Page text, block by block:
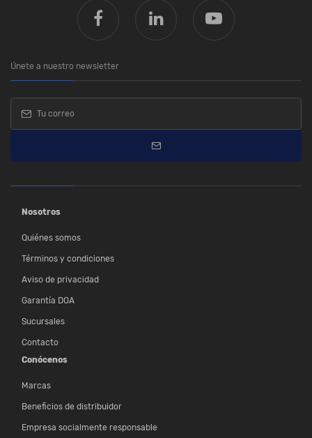
Únete a nuestro newsletter
Nosotros
Quiénes somos
Términos y condiciones
Aviso de privacidad
Garantía DOA
Sucursales
Contacto
Conócenos
Marcas
Beneficios de distribuidor
Empresa socialmente responsable